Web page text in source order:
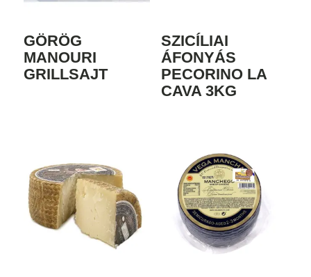
GÖRÖG
MANOURI
GRILLSAJT
SZICÍLIAI
ÁFONYÁS
PECORINO LA
CAVA 3KG